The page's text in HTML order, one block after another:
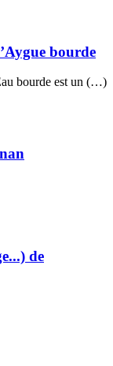
bourde
bourde est un (…)
de